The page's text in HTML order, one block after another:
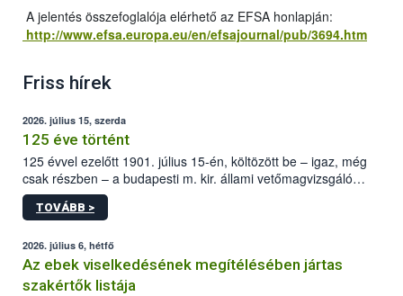
A jelentés összefoglalója elérhető az EFSA honlapján:
http://www.efsa.europa.eu/en/efsajournal/pub/3694.htm
Friss hírek
2026. július 15, szerda
125 éve történt
125 évvel ezelőtt 1901. július 15-én, költözött be – igaz, még
csak részben – a budapesti m. kir. állami vetőmagvizsgáló
állomás a Kis Rókus utca 15. szám alatti, Czigler Győző által
tervezett új épületébe.
TOVÁBB >
2026. július 6, hétfő
Az ebek viselkedésének megítélésében jártas
szakértők listája